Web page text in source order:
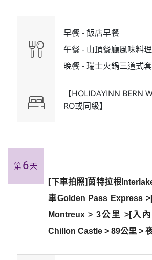
早餐 -飯店早餐
午餐 - 山頂餐廳風味料理
晚餐 -瑞士火鍋三道式
【HOLIDAYINN BERN
RO或同級】
第6天
[下車拍照]茵特拉根
車Golden Pass Express
Montreux > 3公里 >[入
Chillon Castle > 89公里 >